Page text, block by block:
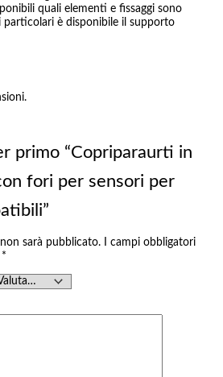
(MEDIO) ,Toyota Proace Max Passo
H3 (ALTO)
quali elementi e fissaggi sono
particolari è disponibile il supporto
primo “Copriparaurti in
fori per sensori per
sarà pubblicato.
I campi obbligatori
*